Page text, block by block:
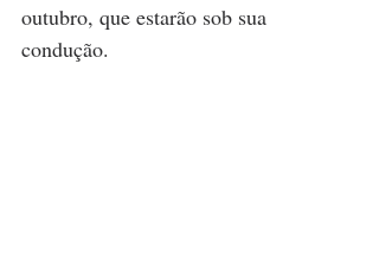
outubro, que estarão sob sua
condução.